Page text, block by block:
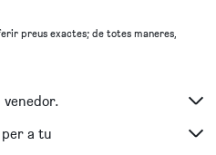
preus exactes; de totes maneres,
venedor.
a tu